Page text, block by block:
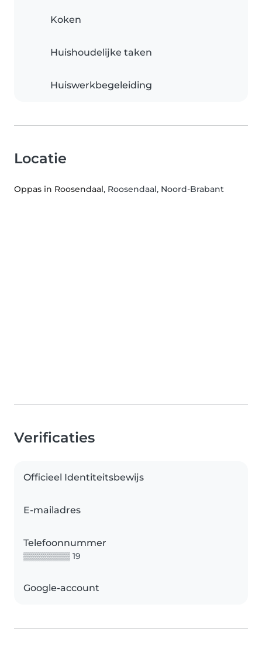
Koken
Huishoudelijke taken
Huiswerkbegeleiding
Locatie
Oppas in Roosendaal, Roosendaal, Noord-Brabant
Verificaties
Officieel Identiteitsbewijs
E-mailadres
Telefoonnummer
▒▒▒▒▒▒▒▒ 19
Google-account